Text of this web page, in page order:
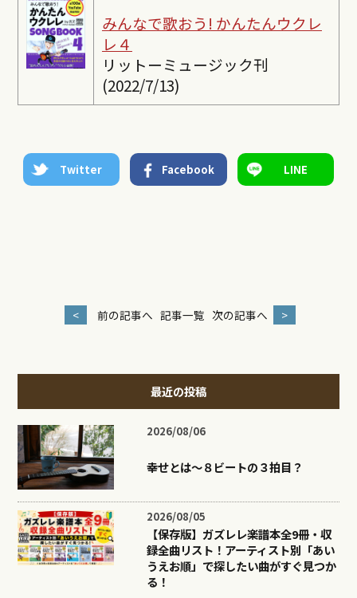
みんなで歌おう! かんたんウクレ
レ４
リットーミュージック刊
(2022/7/13)
Twitter Facebook LINE
< 前の記事へ 記事一覧 次の記事へ >
最近の投稿
2026/08/06
幸せとは〜８ビートの３拍目？
2026/08/05
【保存版】ガズレレ楽譜本全9冊・収
録全曲リスト！アーティスト別「あい
うえお順」で探したい曲がすぐ見つか
る！